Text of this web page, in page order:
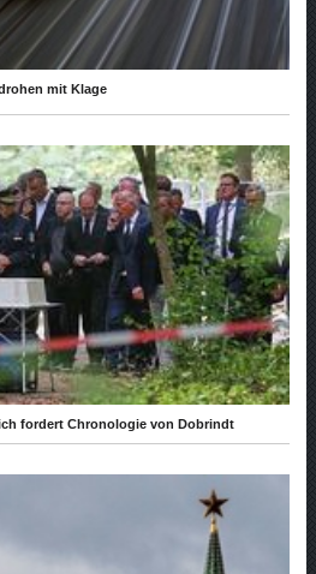
mit Klage
fordert Chronologie von Dobrindt